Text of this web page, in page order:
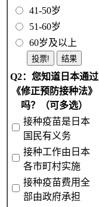
41-50岁
51-60岁
60岁及以上
Q2：您知道日本通过
《修正预防接种法》
吗？（可多选）
接种疫苗是日本
国民有义务
接种工作由日本
各市町村实施
接种疫苗费用全
部由政府承担